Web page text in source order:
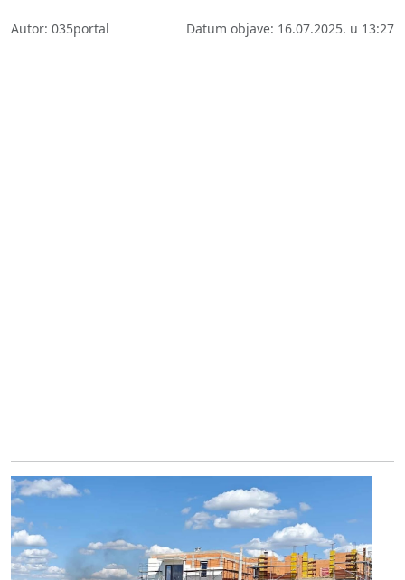
Autor: 035portal Datum objave: 16.07.2025. u 13:27